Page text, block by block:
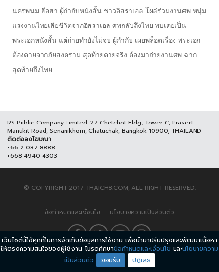
นครพนม ฮือฮา ผู้กำกับหนังสั้น ชาวอิสราเอล โผล่ร่วมงานศพ หนุ่ม
แรงงานไทยเสียชีวิตจากอิสราเอล ศพกลับถึงไทย พบเคยเป็น
พระเอกหนังสั้น แต่ถ่ายทำยังไม่จบ ผู้กำกับ เผยพล็อตเรื่อง พระเอก
ต้องตายจากภัยสงคราม สุดท้ายตายจริง ต้องมาถ่ายงานศพ ฉาก
สุดท้ายถึงไทย
RS Public Company Limited. 27 Chetchot Bldg, Tower C, Prasert-
Manukit Road, Senanikhom, Chatuchak, Bangkok 10900, THAILAND
ติดต่อลงโฆษณา
+66 2 037 8888
+668 4940 4303
© COPYRIGHT 2017 THAICH8.COM, ALL RIGHT RESERVED.
ข้อกำหนดและเงื่อนไข นโยบายความเป็นส่วนตัว
เว็บไซต์นี้ใช้คุกกี้ในการจัดเก็บข้อมูลการใช้งาน เพื่อนำมาปรับปรุงและพัฒนาเนื้อหา
ให้ตรงความสนใจของผู้ใช้งาน โปรดศึกษาข้อกำหนดและเงื่อนไข และนโยบายความ
เป็นส่วนตัว
ยอมรับ ปฏิเสธ